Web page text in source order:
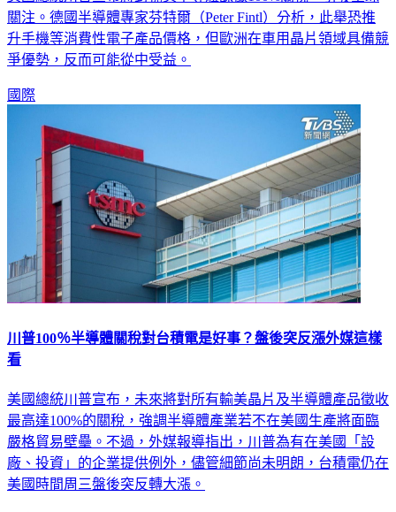
關注。德國半導體專家芬特爾（Peter Fintl）分析，此舉恐推
升手機等消費性電子產品價格，但歐洲在車用晶片領域具備競
爭優勢，反而可能從中受益。
國際
川普100％半導體關稅對台積電是好事？盤後突反漲外媒這樣
看
美國總統川普宣布，未來將對所有輸美晶片及半導體產品徵收
最高達100%的關稅，強調半導體產業若不在美國生產將面臨
嚴格貿易壁壘。不過，外媒報導指出，川普為有在美國「設
廠、投資」的企業提供例外，儘管細節尚未明朗，台積電仍在
美國時間周三盤後突反轉大漲。